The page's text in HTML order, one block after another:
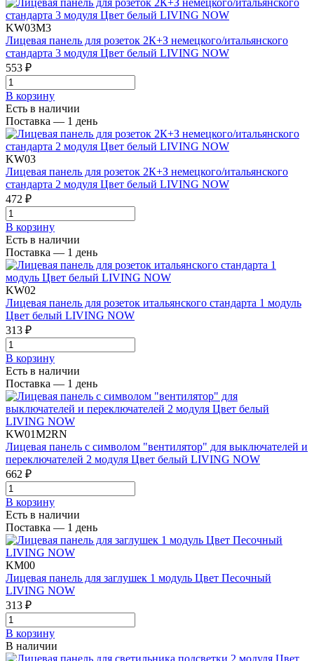
KW03M3
Лицевая панель для розеток 2К+З немецкого/итальянского
стандарта 3 модуля Цвет белый LIVING NOW
553 ₽
В корзинy
Есть в наличии
Поставка — 1 день
KW03
Лицевая панель для розеток 2К+З немецкого/итальянского
стандарта 2 модуля Цвет белый LIVING NOW
472 ₽
В корзинy
Есть в наличии
Поставка — 1 день
KW02
Лицевая панель для розеток итальянского стандарта 1 модуль
Цвет белый LIVING NOW
313 ₽
В корзинy
Есть в наличии
Поставка — 1 день
KW01M2RN
Лицевая панель с символом "вентилятор" для выключателей и
переключателей 2 модуля Цвет белый LIVING NOW
662 ₽
В корзинy
Есть в наличии
Поставка — 1 день
KM00
Лицевая панель для заглушек 1 модуль Цвет Песочный
LIVING NOW
313 ₽
В корзинy
В наличии